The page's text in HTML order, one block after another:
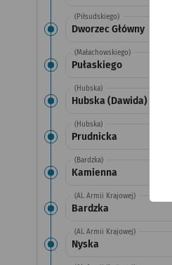
(Piłsudskiego)
Dworzec Główny
(Małachowskiego)
Pułaskiego
(Hubska)
Hubska (Dawida)
(Hubska)
Prudnicka
(Bardzka)
Kamienna
(Al. Armii Krajowej)
Bardzka
(Al. Armii Krajowej)
Nyska